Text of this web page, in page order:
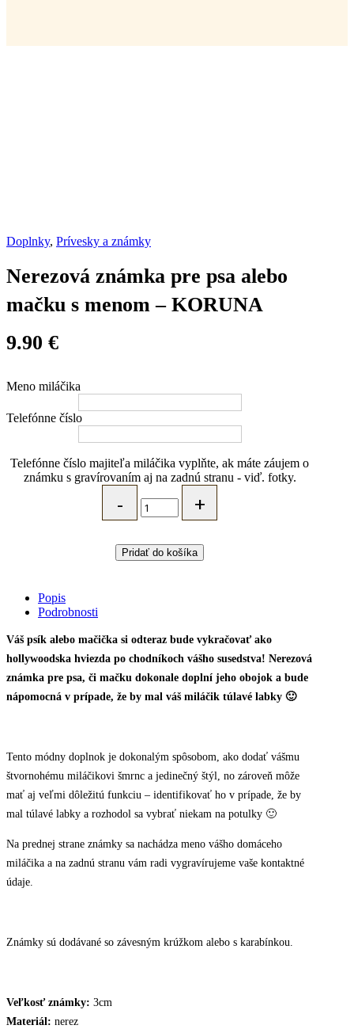
Doplnky, Prívesky a známky
Nerezová známka pre psa alebo
mačku s menom – KORUNA
9.90 €
Meno miláčika
Telefónne číslo
Telefónne číslo majiteľa miláčika vyplňte, ak máte záujem o
známku s gravírovaním aj na zadnú stranu - viď. fotky.
známka
pre
alebo
mačku
quantity
Pridať do košíka
Popis
Podrobnosti
Váš psík alebo mačička si odteraz bude vykračovať ako
hollywoodska hviezda po chodníkoch vášho susedstva! Nerezová
známka pre psa, či mačku dokonale doplní jeho obojok a bude
nápomocná v prípade, že by mal váš miláčik túlavé labky 🙂
Tento módny doplnok je dokonalým spôsobom, ako dodať vášmu
štvornohému miláčikovi šmrnc a jedinečný štýl, no zároveň môže
mať aj veľmi dôležitú funkciu – identifikovať ho v prípade, že by
mal túlavé labky a rozhodol sa vybrať niekam na potulky 🙂
Na prednej strane známky sa nachádza meno vášho domáceho
miláčika a na zadnú stranu vám radi vygravírujeme vaše kontaktné
údaje.
Známky sú dodávané so závesným krúžkom alebo s karabínkou.
Veľkosť známky: 3cm
Materiál: nerez